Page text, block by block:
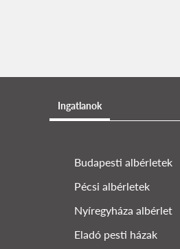
Ingatlanok
Budapesti albérletek
Pécsi albérletek
Nyíregyháza albérlet
Eladó pesti házak